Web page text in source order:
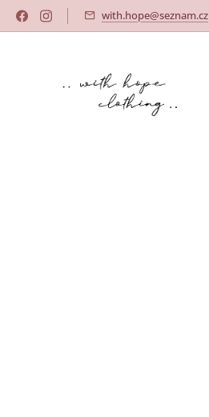
with.hope@seznam.cz